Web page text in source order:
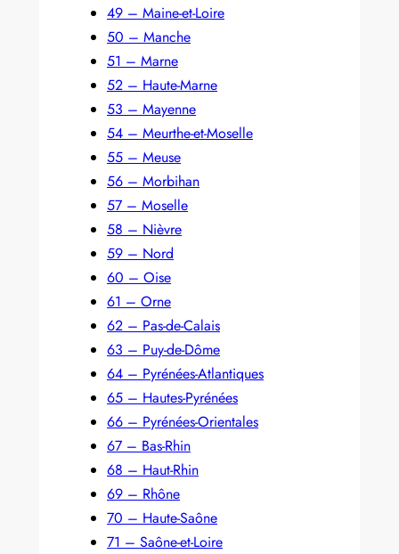
49 – Maine-et-Loire
50 – Manche
51 – Marne
52 – Haute-Marne
53 – Mayenne
54 – Meurthe-et-Moselle
55 – Meuse
56 – Morbihan
57 – Moselle
58 – Nièvre
59 – Nord
60 – Oise
61 – Orne
62 – Pas-de-Calais
63 – Puy-de-Dôme
64 – Pyrénées-Atlantiques
65 – Hautes-Pyrénées
66 – Pyrénées-Orientales
67 – Bas-Rhin
68 – Haut-Rhin
69 – Rhône
70 – Haute-Saône
71 – Saône-et-Loire